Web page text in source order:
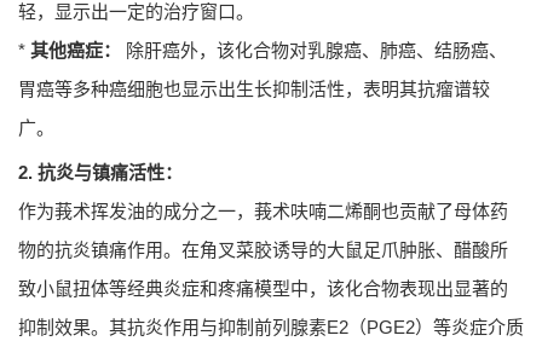
轻，显示出一定的治疗窗口。
* 其他癌症：
除肝癌外，该化合物对乳腺癌、肺癌、结肠癌、
胃癌等多种癌细胞也显示出生长抑制活性，表明其抗瘤谱较
广。
2. 抗炎与镇痛活性：
作为莪术挥发油的成分之一，莪术呋喃二烯酮也贡献了母体药
物的抗炎镇痛作用。在角叉菜胶诱导的大鼠足爪肿胀、醋酸所
致小鼠扭体等经典炎症和疼痛模型中，该化合物表现出显著的
抑制效果。其抗炎作用与抑制前列腺素E2（PGE2）等炎症介质